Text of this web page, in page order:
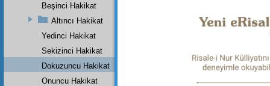
Dipnot-2
"Şimdi
Beşinci Hakikat
Altıncı Hakikat
Yedinci Hakikat
Sekizinci Hakikat
Dokuzuncu Hakikat
Onuncu Hakikat